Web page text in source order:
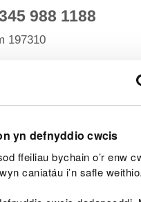
yn defnyddio cwcis
ffeiliau bychain o’r enw
caniatáu i’n safle weithio.
988 1188
197310
Llifogydd